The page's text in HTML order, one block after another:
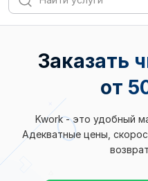
Заказать
от
Kwork - это удобный
Адекватные цены,